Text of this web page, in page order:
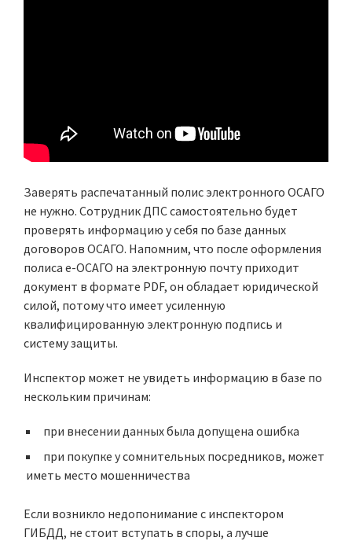
Заверять распечатанный полис электронного ОСАГО
не нужно. Сотрудник ДПС самостоятельно будет
проверять информацию у себя по базе данных
договоров ОСАГО. Напомним, что после оформления
полиса е-ОСАГО на электронную почту приходит
документ в формате PDF, он обладает юридической
силой, потому что имеет усиленную
квалифицированную электронную подпись и
систему защиты.
Инспектор может не увидеть информацию в базе по
нескольким причинам:
при внесении данных была допущена ошибка
при покупке у сомнительных посредников, может
иметь место мошенничества
Если возникло недопонимание с инспектором
ГИБДД, не стоит вступать в споры, а лучше